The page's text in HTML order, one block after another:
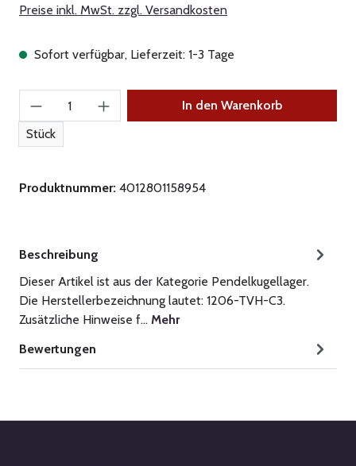
Preise inkl. MwSt. zzgl. Versandkosten
Sofort verfügbar, Lieferzeit: 1-3 Tage
Produkt Anzahl: Gib den gewünschten Wert
Stück
In den Warenkorb
Produktnummer: 4012801158954
Beschreibung
Dieser Artikel ist aus der Kategorie Pendelkugellager.
Die Herstellerbezeichnung lautet: 1206-TVH-C3.
Zusätzliche Hinweise f… Mehr
Bewertungen